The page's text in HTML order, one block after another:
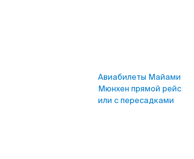
Авиабилеты Майами
Мюнхен прямой рейс
или с пересадками